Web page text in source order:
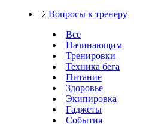
Вопросы к тренеру
Все
Начинающим
Тренировки
Техника бега
Питание
Здоровье
Экипировка
Гаджеты
События